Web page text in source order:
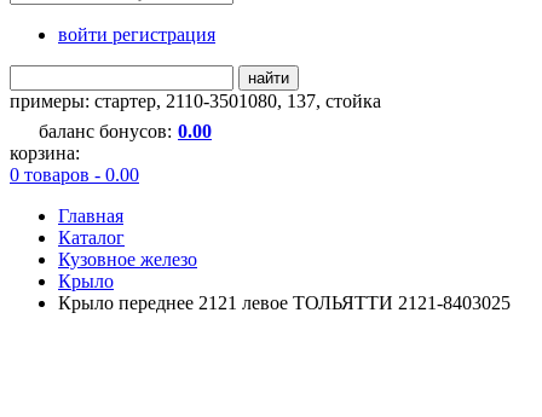
войти регистрация
найти
примеры: стартер, 2110-3501080, 137, стойка
баланс бонусов: 0.00
корзина:
0 товаров - 0.00
Главная
Каталог
Кузовное железо
Крыло
Крыло переднее 2121 левое ТОЛЬЯТТИ 2121-8403025